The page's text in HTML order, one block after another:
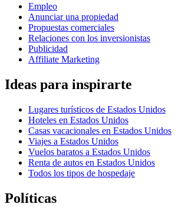
Empleo
Anunciar una propiedad
Propuestas comerciales
Relaciones con los inversionistas
Publicidad
Affiliate Marketing
Ideas para inspirarte
Lugares turísticos de Estados Unidos
Hoteles en Estados Unidos
Casas vacacionales en Estados Unidos
Viajes a Estados Unidos
Vuelos baratos a Estados Unidos
Renta de autos en Estados Unidos
Todos los tipos de hospedaje
Políticas